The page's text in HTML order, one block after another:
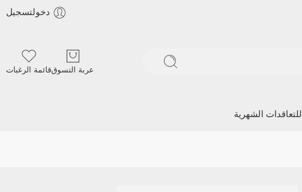
دخولتسجيل
عربة التسوققائمة الرغبات
للتعاقدات الشهرية